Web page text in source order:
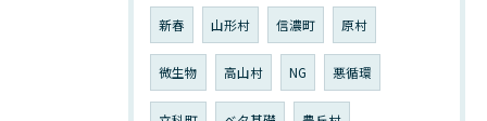
新春 山形村 信濃町 原村
微生物 高山村 NG 悪循環